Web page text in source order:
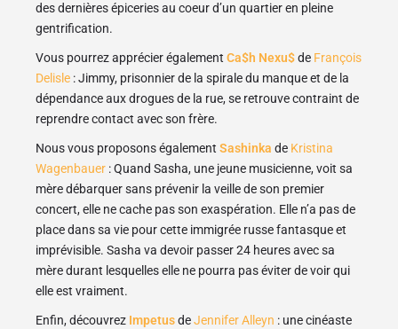
des dernières épiceries au coeur d’un quartier en pleine
gentrification.
Vous pourrez apprécier également Ca$h Nexu$de François
Delisle : Jimmy, prisonnier de la spirale du manque et de la
dépendance aux drogues de la rue, se retrouve contraint de
reprendre contact avec son frère.
Nous vous proposons également Sashinka de Kristina
Wagenbauer : Quand Sasha, une jeune musicienne, voit sa
mère débarquer sans prévenir la veille de son premier
concert, elle ne cache pas son exaspération. Elle n’a pas de
place dans sa vie pour cette immigrée russe fantasque et
imprévisible. Sasha va devoir passer 24 heures avec sa
mère durant lesquelles elle ne pourra pas éviter de voir qui
elle est vraiment.
Enfin, découvrez ImpetusdeJennifer Alleyn : une cinéaste